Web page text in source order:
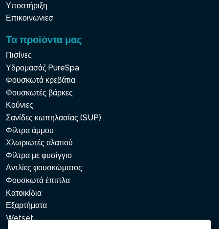
Υποστήριξη
Επικοινωνιεσ
Τα προϊόντα μας
Πισίνες
Υδρομασάζ PureSpa
Φουσκωτά κρεβάτια
Φουσκωτές βάρκες
Κούνιες
Σανίδες κωπηλασίας (SUP)
Φίλτρα άμμου
Χλωριωτές αλατιού
Φίλτρα με φυσίγγιο
Αντλίες φουσκώματος
Φουσκωτά έπιπλα
Κατοικίδια
Εξαρτήματα
Wetset